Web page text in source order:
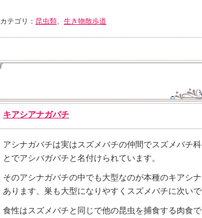
カテゴリ： 昆虫類 生き物散歩道
キアシアナガバチ
アシナガバチは実はスズメバチの仲間でスズメバチ
とでアシバガバチと名付けられています。
そのアシナガバチの中でも大型なのが本種のキアシ
あります、巣も大型になりやすくスズメバチに次い
食性はスズメバチと同じで他の昆虫を捕食する肉食